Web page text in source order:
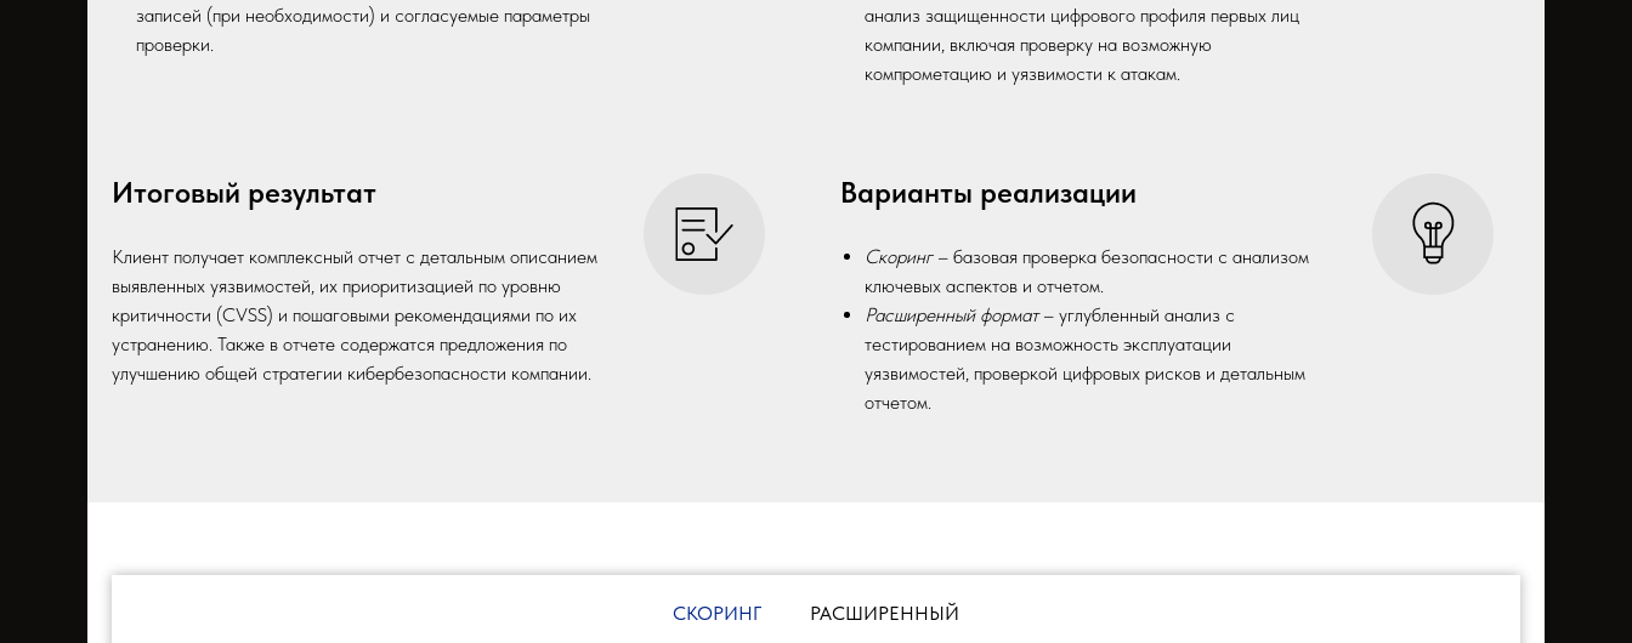
записей (при необходимости) и согласуемые параметры
проверки.
анализ защищенности цифрового профиля первых лиц
компании, включая проверку на возможную
компрометацию и уязвимости к атакам.
Итоговый результат
Клиент получает комплексный отчет с детальным описанием
выявленных уязвимостей, их приоритизацией по уровню
критичности (CVSS) и пошаговыми рекомендациями по их
устранению. Также в отчете содержатся предложения по
улучшению общей стратегии кибербезопасности компании.
Варианты реализации
Скоринг– базовая проверка безопасности с анализом
ключевых аспектов и отчетом.
Расширенный формат– углубленный анализ с
тестированием на возможность эксплуатации
уязвимостей, проверкой цифровых рисков и детальным
отчетом.
СКОРИНГ РАСШИРЕННЫЙ